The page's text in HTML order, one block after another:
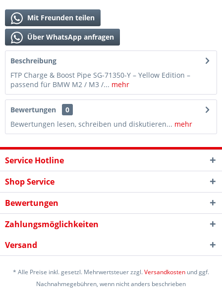
Mit Freunden teilen
Über WhatsApp anfragen
Beschreibung
FTP Charge & Boost Pipe SG-71350-Y – Yellow Edition –
passend für BMW M2 / M3 /... mehr
Bewertungen
0
Bewertungen lesen, schreiben und diskutieren... mehr
Service Hotline
Shop Service
Bewertungen
Zahlungsmöglichkeiten
Versand
* Alle Preise inkl. gesetzl. Mehrwertsteuer zzgl.Versandkosten und ggf.
Nachnahmegebühren, wenn nicht anders beschrieben